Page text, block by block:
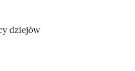
dziejów